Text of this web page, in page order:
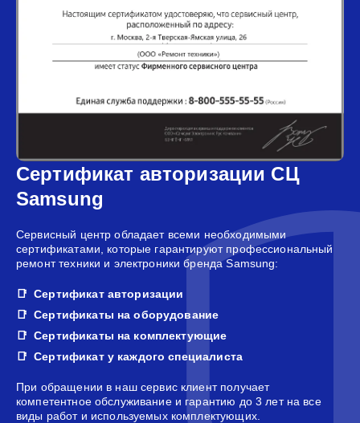
Сертификат авторизации СЦ
Samsung
Сервисный центр обладает всеми необходимыми
сертификатами, которые гарантируют профессиональный
ремонт техники и электроники бренда Samsung:
Сертификат авторизации
Сертификаты на оборудование
Сертификаты на комплектующие
Сертификат у каждого специалиста
При обращении в наш сервис клиент получает
компетентное обслуживание и гарантию до 3 лет на все
виды работ и используемых комплектующих.